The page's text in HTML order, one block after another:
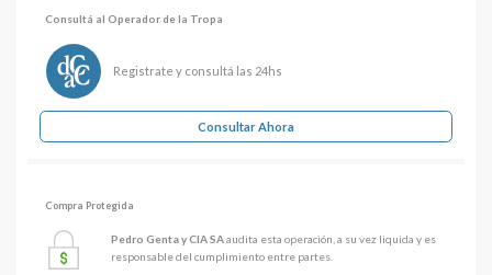
Consultá al Operador de la Tropa
Registrate y consultá las 24hs
Consultar Ahora
Compra Protegida
Pedro Genta y CIA SAaudita esta operación, a su vez liquida y es
responsable del cumplimiento entre partes.